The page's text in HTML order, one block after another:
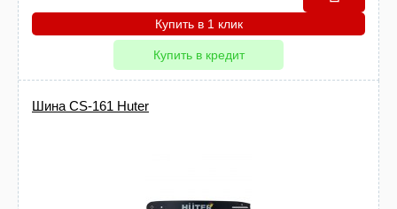
Купить в 1 клик
Купить в кредит
Шина CS-161 Huter